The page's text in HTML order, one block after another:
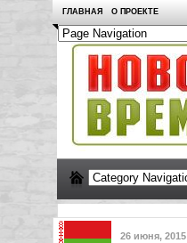
ГЛАВНАЯ О ПРОЕКТЕ
26 июня, 2015